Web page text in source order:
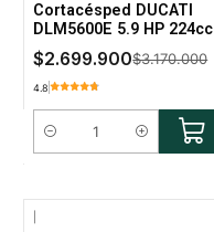
Cortacésped DUCATI
DLM5600E 5.9 HP 224cc
$2.699.900$3.170.000
4.8
Cantidad